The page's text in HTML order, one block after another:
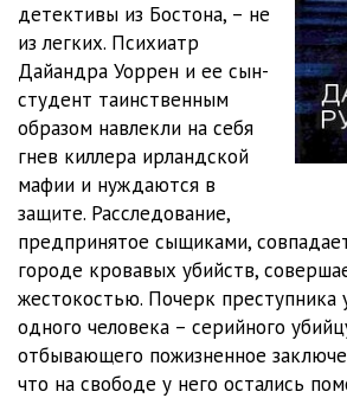
07_Day_mne_ruku_tma
08_Day_mne_ruku_tma
09_Day_mne_ruku_tma
10_Day_mne_ruku_tma
11_Day_mne_ruku_tma
12_Day_mne_ruku_tma
13_Day_mne_ruku_tma
14_Day_mne_ruku_tma
детективы из Бостона, – не
из легких. Психиатр
Дайандра Уоррен и ее сын-
студент таинственным
образом навлекли на себя
гнев киллера ирландской
мафии и нуждаются в
защите. Расследование,
предпринятое сыщиками,
городе кровавых убийств,
жестокостью. Почерк преступника
одного человека – серийного
отбывающего пожизненное
что на свободе у него остались